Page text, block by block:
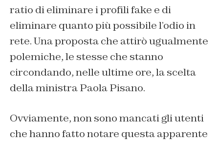
ratio di eliminare i profili fake e di
eliminare quanto più possibile l’odio in
rete. Una proposta che attirò ugualmente
polemiche, le stesse che stanno
circondando, nelle ultime ore, la scelta
della ministra Paola Pisano.
Ovviamente, non sono mancati gli utenti
che hanno fatto notare questa apparente